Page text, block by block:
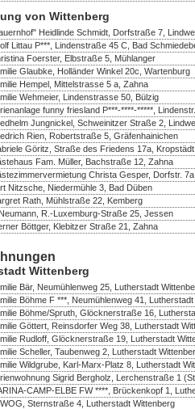
von Wittenberg
Heidlinde Schmidt, Dorfstraße 7,
Littau P***, Lindenstraße 45 C, Bad
Foerster, Elbstraße 5, Mühlanger
Glaubke, Holländer Winkel 20c, Wartenburg
Hempel, Mittelstrasse 5 a, Zahna
Wehmeier, Lindenstrasse 50, Bülzig
funny friesland P***-****-*****,
Jungnickel, Schweinitzer Straße 2,
Rien, Robertstraße 5, Gräfenhainichen
Göritz, Straße des Friedens 17a, Kropstädt
Fam. Müller, Bachstraße 12, Zahna
Christa Gesper, Dorfstr.
Nitzsche, Niedermühle 3, Bad Düben
Rath, Mühlstraße 22, Kemberg
R.-Luxemburg-Straße 25, Jessen
Böttger, Klebitzer Straße 21, Zahna
Wittenberg
Bär, Neumühlenweg 25, Lutherstadt
Böhme F ***, Neumühlenweg 41,
Böhme/Spruth, Glöcknerstraße 16,
Göttert, Reinsdorfer Weg 38, Lutherstadt
Rudloff, Glöcknerstraße 19, Lutherstadt
Scheller, Taubenweg 2, Lutherstadt
Wildgrube, Karl-Marx-Platz 8, Lutherstadt
Sigrid Bergholz, Lerchenstraße 1
CAMP-ELBE FW ****, Brückenkopf 1,
Sternstraße 4, Lutherstadt Wittenberg